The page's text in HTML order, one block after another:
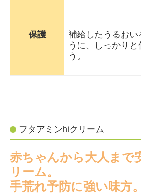
保護
補給したうるおい
うに、しっかりと
う。
フタアミンhiクリーム
赤ちゃんから大人まで
リーム。
手荒れ予防に強い味方。